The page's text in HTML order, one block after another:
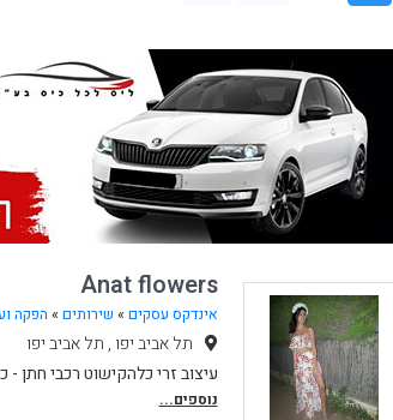
Anat flowers
אינדקס עסקים » שירותים » הפקה
תל אביב יפו , תל אביב יפו
עיצוב זרי כלהקישוט רכבי חתן
נוספים...